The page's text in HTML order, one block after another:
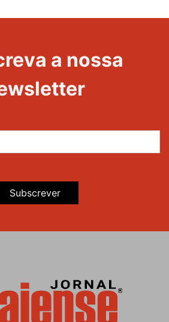
Maravilhas
a nossa
Subscrever